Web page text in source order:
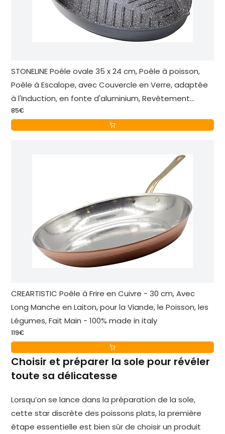
STONELINE Poêle ovale 35 x 24 cm, Poêle à poisson,
Poêle à Escalope, avec Couvercle en Verre, adaptée
à l'Induction, en fonte d'aluminium, Revêtement
Antiadhésif avec de vraies particules de pierre
85€
CREARTISTIC Poêle à Frire en Cuivre - 30 cm, Avec
Long Manche en Laiton, pour la Viande, le Poisson, les
Légumes, Fait Main - 100% made in italy
119€
Choisir et préparer la sole pour révéler
toute sa délicatesse
Lorsqu’on se lance dans la préparation de la sole,
cette star discrète des poissons plats, la première
étape essentielle est bien sûr de choisir un produit